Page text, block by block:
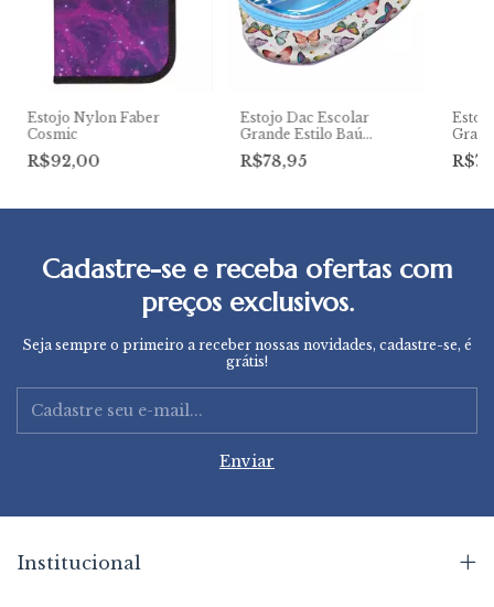
Estojo Nylon Faber
Cosmic
R$92,00
Estojo Dac Escolar
Grande Estilo Baú
Trendy Borboleta 3479 -
unidade
R$78,95
Now
Cadastre-se e receba ofertas com
preços exclusivos.
Seja sempre o primeiro a receber nossas novidades, cadastre-se, é
grátis!
Institucional